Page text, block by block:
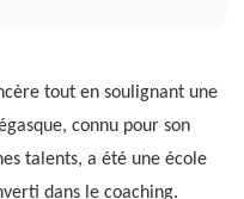
tout en soulignant une
connu pour son
talents, a été une école
dans le coaching.